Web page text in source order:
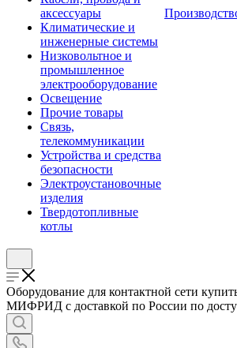
аксессуары
Климатические и
инженерные системы
Низковольтное и
промышленное
электрооборудование
Освещение
Прочие товары
Связь,
телекоммуникации
Устройства и средства
безопасности
Электроустановочные
изделия
Твердотопливные
котлы
Оборудование для контактной сети
МИФРИД с доставкой по России по